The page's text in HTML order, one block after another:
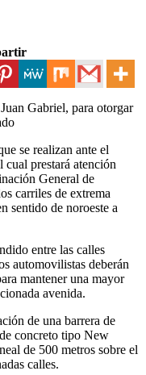
Gabriel, para otorgar
se realizan ante el
prestará atención
General de
carriles de extrema
sentido de noroeste a
entre las calles
automovilistas deberán
mantener una mayor
avenida.
de una barrera de
concreto tipo New
de 500 metros sobre el
calles.